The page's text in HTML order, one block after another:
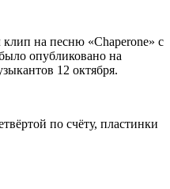
на песню «Chaperone» с
опубликовано на
12 октября.
по счёту, пластинки